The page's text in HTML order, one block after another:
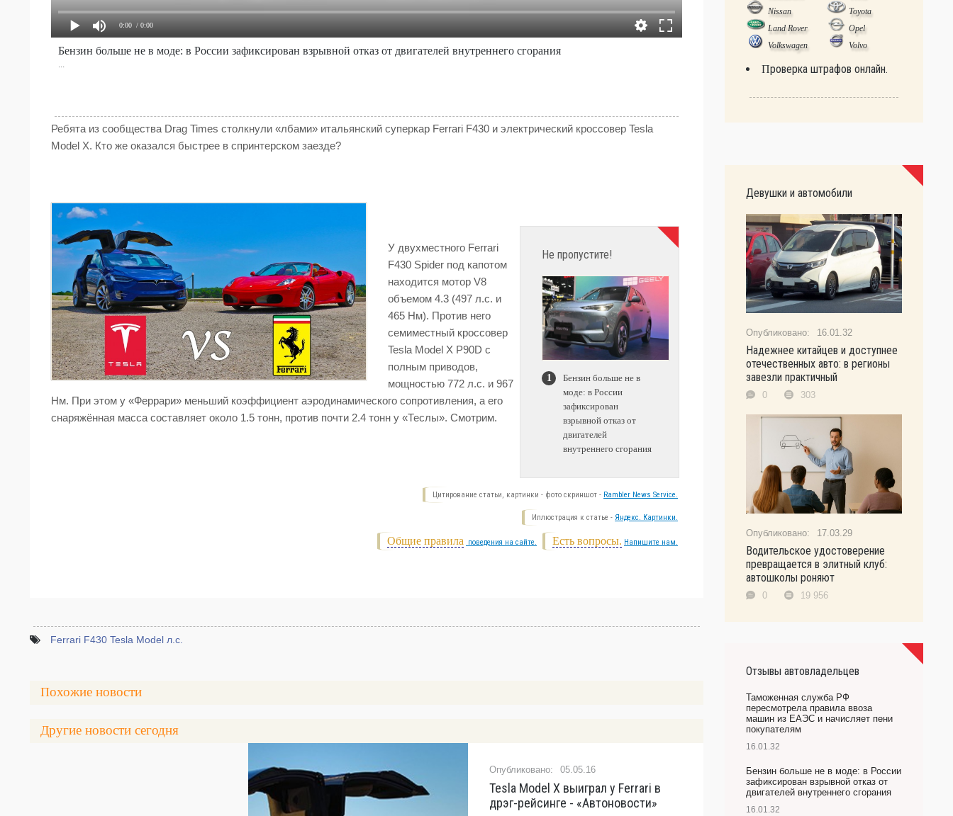
0:00 / 0:00
Бензин больше не в моде: в России зафиксирован взрывной отказ от двигателей внутреннего сгорания
Ребята из сообщества Drag Times столкнули «лбами» итальянский суперкар Ferrari F430 и электрический кроссовер Tesla
Model X. Кто же оказался быстрее в спринтерском заезде?
Не пропустите!
Бензин больше не в
моде: в России
зафиксирован
взрывной отказ от
двигателей
внутреннего сгорания
У двухместного Ferrari
F430 Spider под капотом
находится мотор V8
объемом 4.3 (497 л.с. и
465 Нм). Против него
семиместный кроссовер
Tesla Model X P90D с
полным приводов,
мощностью 772 л.с. и 967
Нм. При этом у «Феррари» меньший коэффициент аэродинамического сопротивления, а его
снаряжённая масса составляет около 1.5 тонн, против почти 2.4 тонн у «Теслы». Смотрим.
Цитирование статьи, картинки - фото скриншот - Rambler News Service.
Иллюстрация к статье - Яндекс. Картинки.
Есть вопросы. Напишите нам.
Общие правила поведения на сайте.
Ferrari F430 Tesla Model л.с.
Похожие новости
Другие новости сегодня
05.05.16
Tesla Model X выиграл у Ferrari в
дрэг-рейсинге - «Автоновости»
Nissan
Toyota
Land Rover
Opel
Volkswagen
Volvo
Проверка штрафов онлайн.
Девушки и автомобили
16.01.32
Надежнее китайцев и доступнее
отечественных авто: в регионы
завезли практичный
0 303
17.03.29
Водительское удостоверение
превращается в элитный клуб:
автошколы роняют
0 19 956
Отзывы автовладельцев
Таможенная служба РФ
пересмотрела правила ввоза
машин из ЕАЭС и начисляет пени
покупателям
16.01.32
Бензин больше не в моде: в России
зафиксирован взрывной отказ от
двигателей внутреннего сгорания
16.01.32